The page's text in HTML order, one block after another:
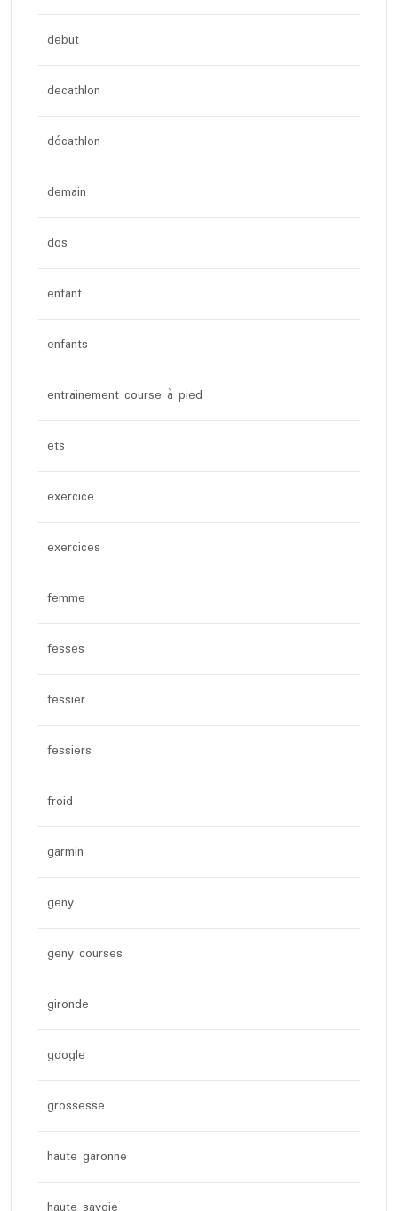
debut
decathlon
décathlon
demain
dos
enfant
enfants
entrainement course à pied
ets
exercice
exercices
femme
fesses
fessier
fessiers
froid
garmin
geny
geny courses
gironde
google
grossesse
haute garonne